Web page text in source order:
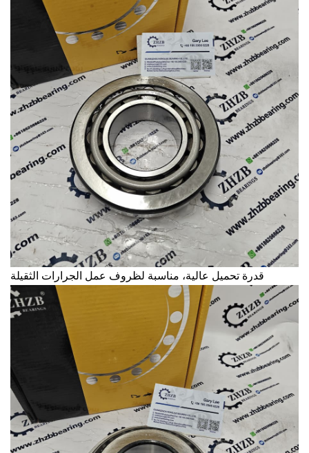
قدرة تحميل عالية، مناسبة لظروف عمل الجرارات الثقيلة